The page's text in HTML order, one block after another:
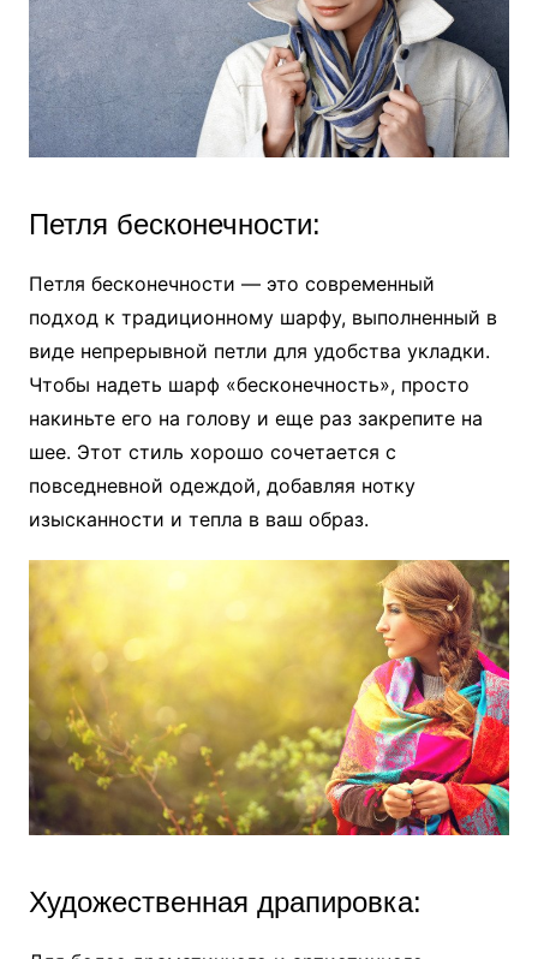
Петля бесконечности:
Петля бесконечности — это современный
подход к традиционному шарфу, выполненный в
виде непрерывной петли для удобства укладки.
Чтобы надеть шарф «бесконечность», просто
накиньте его на голову и еще раз закрепите на
шее. Этот стиль хорошо сочетается с
повседневной одеждой, добавляя нотку
изысканности и тепла в ваш образ.
Художественная драпировка: